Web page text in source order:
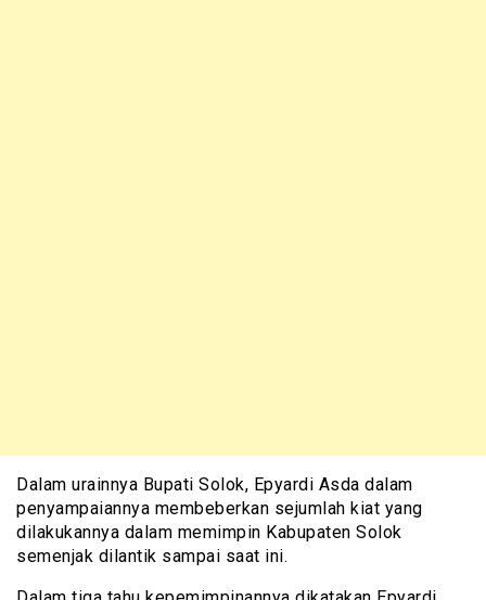
Dalam urainnya Bupati Solok, Epyardi Asda dalam
penyampaiannya membeberkan sejumlah kiat yang
dilakukannya dalam memimpin Kabupaten Solok
semenjak dilantik sampai saat ini.